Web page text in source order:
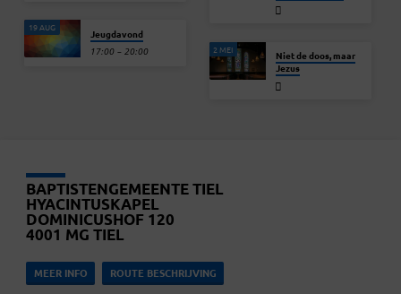
19 AUG Jeugdavond
17:00 – 20:00 2 MEI
Niet de doos, maar
Jezus
BAPTISTENGEMEENTE TIEL
HYACINTUSKAPEL
DOMINICUSHOF 120
4001 MG TIEL
MEER INFO ROUTE BESCHRIJVING